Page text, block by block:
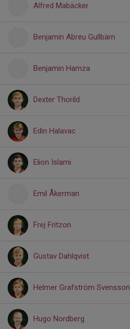
Alfred Mabäcker
Benjamin Abreu Gullbärn
Benjamin Hamza
Dexter Thorild
Edin Halavac
Elion Islami
Emil Åkerman
Frej Fritzon
Gustav Dahlqvist
Helmer Grafström Svensson
Hugo Nordberg